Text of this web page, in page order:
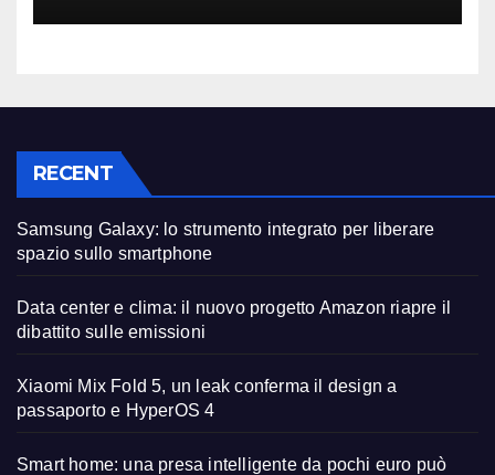
RECENT
Samsung Galaxy: lo strumento integrato per liberare
spazio sullo smartphone
Data center e clima: il nuovo progetto Amazon riapre il
dibattito sulle emissioni
Xiaomi Mix Fold 5, un leak conferma il design a
passaporto e HyperOS 4
Smart home: una presa intelligente da pochi euro può